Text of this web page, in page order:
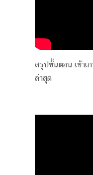
สรุปขั้นตอน เข้าเ
ล่าสุด